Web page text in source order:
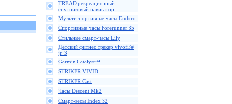
TREAD рекреационный
спутниковый навигатор
Мультиспортивные часы Enduro
Спортивные часы Forerunner 35
Стильные смарт-часы Lily
Детский фитнес трекер vivofit®
jr. 3
Garmin Catalyst™
STRIKER VIVID
STRIKER Cast
Часы Descent Mk2
Смарт-весы Index S2